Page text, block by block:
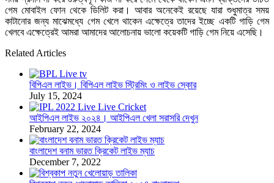
গেম মোবাইল ফোন থেকে ডিলিট করা। আবার অনেকেই রয়েছে যারা শুধুমাত্র সময়
কাটানোর জন্য মাঝেমধ্যে গেম খেলে থাকেন এক্ষেত্রে তাদের ইচ্ছে একটি গাড়ি গেম
খেলবে এক্ষেত্রেই আমরা আমাদের আলোচনায় ভালো কয়েকটি গাড়ি গেম নিয়ে এসেছি।
Related Articles
বিপিএল লাইভ। বিপিএল লাইভ স্ট্রিমিং ও লাইভ স্কোর
July 15, 2024
আইপিএল লাইভ ২০২৪। আইপিএল খেলা সরাসরি দেখুন
February 22, 2024
বাংলাদেশ বনাম ভারত ক্রিকেট লাইভ ম্যাচ
December 7, 2022